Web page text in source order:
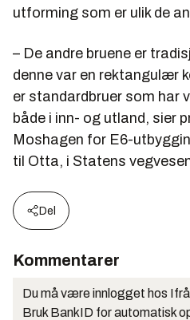
utforming som er ulik de
– De andre bruene er
denne var en rektangulær
er standardbruer som har
både i inn- og utland, sier
Moshagen for E6-
til Otta, i Statens
Del
Kommentarer
Du må være innlogget hos
Bruk BankID for automatisk